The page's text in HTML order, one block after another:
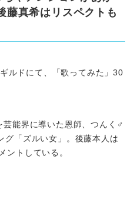
藤真希はリスペクトも
ルドにて、「歌ってみた」30
能界に導いた恩師、つんく♂
グ「ズルい女」。後藤本人は
ントしている。